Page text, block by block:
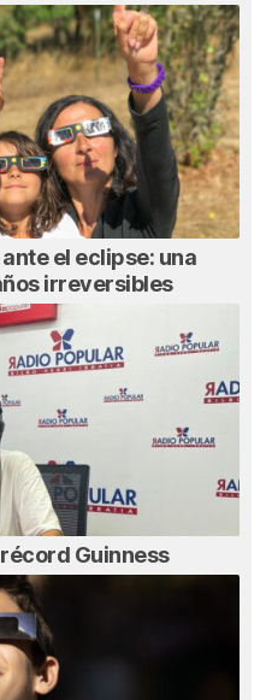
el eclipse: una
irreversibles
Guinness